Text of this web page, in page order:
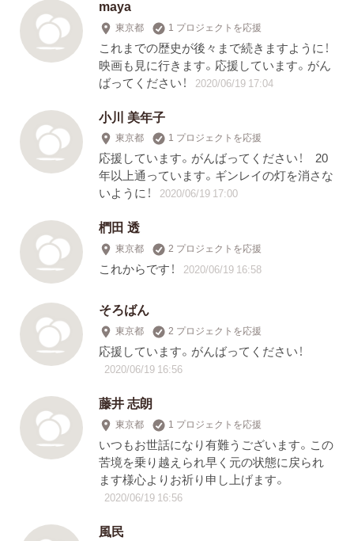
maya
東京都 1 プロジェクトを応援
これまでの歴史が後々まで続きますように！
映画も見に行きます。応援しています。がん
ばってください！
2020/06/19 17:04
小川 美年子
東京都 1 プロジェクトを応援
応援しています。がんばってください！ 20
年以上通っています。ギンレイの灯を消さな
いように！
2020/06/19 17:00
椚田 透
東京都 2 プロジェクトを応援
これからです！ 2020/06/19 16:58
そろばん
東京都 2 プロジェクトを応援
応援しています。がんばってください！
2020/06/19 16:56
藤井 志朗
東京都 1 プロジェクトを応援
いつもお世話になり有難うございます。この
苦境を乗り越えられ早く元の状態に戻られ
ます様心よりお祈り申し上げます。
2020/06/19 16:56
風民